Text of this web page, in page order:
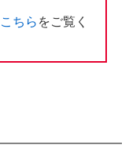
こちらをご覧く